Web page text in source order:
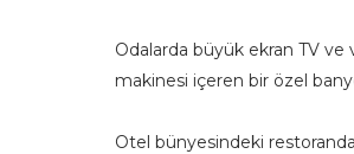
Odalarda büyük ekran TV ve
makinesi içeren bir özel
Otel bünyesindeki